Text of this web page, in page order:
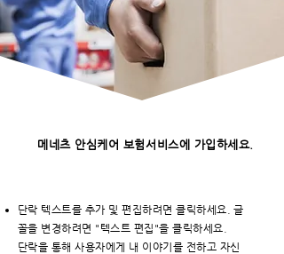
메네츠 안심케어 보험서비스에 가입하세요.
단락 텍스트를 추가 및 편집하려면 클릭하세요. 글
꼴을 변경하려면 "텍스트 편집"을 클릭하세요.
단락을 통해 사용자에게 내 이야기를 전하고 자신